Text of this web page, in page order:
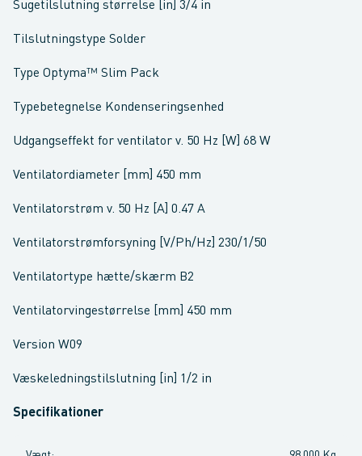
Sugetilslutning størrelse [in] 3/4 in
Tilslutningstype Solder
Type Optyma™ Slim Pack
Typebetegnelse Kondenseringsenhed
Udgangseffekt for ventilator v. 50 Hz [W] 68 W
Ventilatordiameter [mm] 450 mm
Ventilatorstrøm v. 50 Hz [A] 0.47 A
Ventilatorstrømforsyning [V/Ph/Hz] 230/1/50
Ventilatortype hætte/skærm B2
Ventilatorvingestørrelse [mm] 450 mm
Version W09
Væskeledningstilslutning [in] 1/2 in
Specifikationer